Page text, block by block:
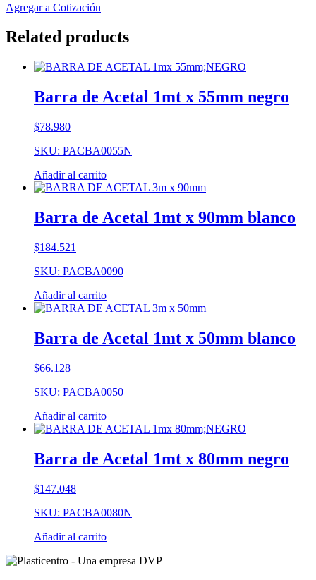
Agregar a Cotización
Related products
Barra de Acetal 1mt x 55mm negro
$78.980
SKU: PACBA0055N
Añadir al carrito
Barra de Acetal 1mt x 90mm blanco
$184.521
SKU: PACBA0090
Añadir al carrito
Barra de Acetal 1mt x 50mm blanco
$66.128
SKU: PACBA0050
Añadir al carrito
Barra de Acetal 1mt x 80mm negro
$147.048
SKU: PACBA0080N
Añadir al carrito